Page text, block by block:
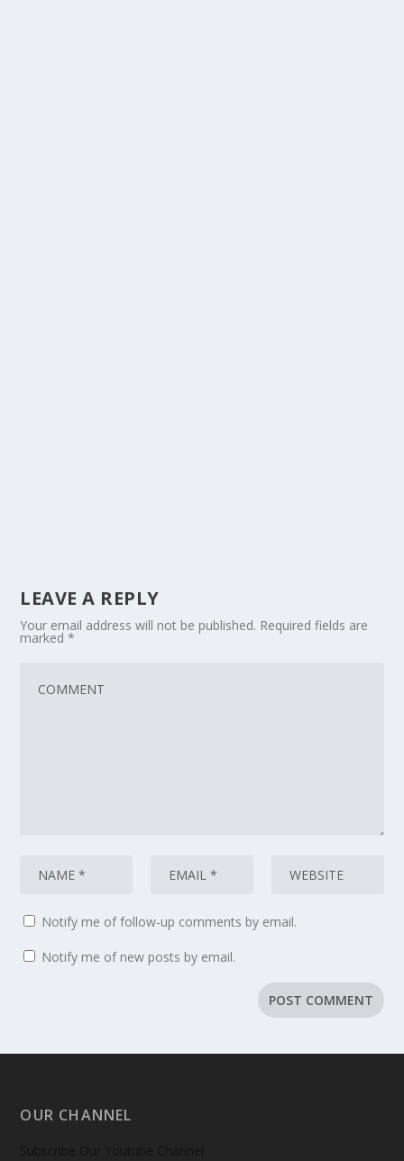
LEAVE A REPLY
Your email address will not be published. Required fields are
marked*
Notify me of follow-up comments by email.
Notify me of new posts by email.
OUR CHANNEL